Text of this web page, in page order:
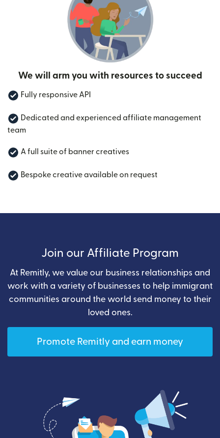
We will arm you with resources to succeed
Fully responsive API
Dedicated and experienced affiliate management
team
A full suite of banner creatives
Bespoke creative available on request
Join our Affiliate Program
At Remitly, we value our business relationships and
work with a variety of businesses to help immigrant
communities around the world send money to their
loved ones.
Promote Remitly and earn money